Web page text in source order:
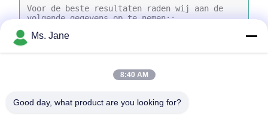
Selecteer bestanden
Ms. Jane
8:40 AM
Good day, what product are you looking for?